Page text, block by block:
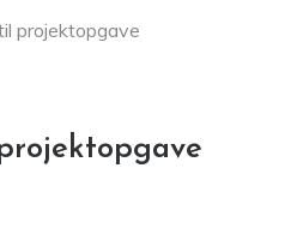
projektopgave